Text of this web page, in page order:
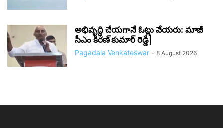
అభివృద్ధి చేయగానే ఓట్లు వేయరు: మాజీ
సీఎం కిరణ్ కుమార్ రెడ్డి|
Pagadala Venkateswar - 8 August 2026